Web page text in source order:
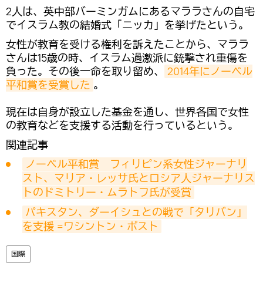
2人は、英中部バーミンガムにあるマララさんの自宅
でイスラム教の結婚式「ニッカ」を挙げたという。
女性が教育を受ける権利を訴えたことから、マララ
さんは15歳の時、イスラム過激派に銃撃され重傷を
負った。その後一命を取り留め、
2014年にノーベル
平和賞を受賞した 。
現在は自身が設立した基金を通し、世界各国で女性
の教育などを支援する活動を行っているという。
関連記事
ノーベル平和賞　フィリピン系女性ジャーナリ
スト、マリア・レッサ氏とロシア人ジャーナリス
トのドミトリー・ムラトフ氏が受賞
パキスタン、ダーイシュとの戦で「タリバン」
を支援 =ワシントン・ポスト
国際